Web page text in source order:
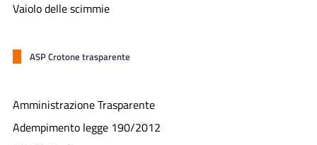
Vaiolo delle scimmie
ASP Crotone trasparente
Amministrazione Trasparente
Adempimento legge 190/2012